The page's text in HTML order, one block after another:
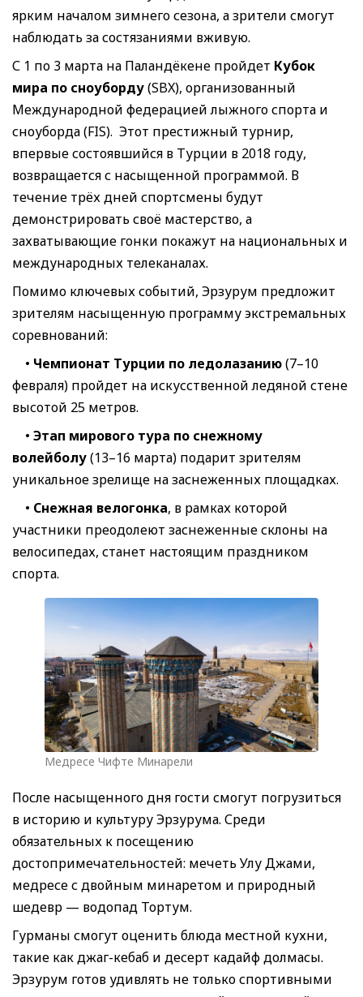
ярким началом зимнего сезона, а зрители смогут
наблюдать за состязаниями вживую.
С 1 по 3 марта на Паландёкене пройдет Кубок
мира по сноуборду(SBX), организованный
Международной федерацией лыжного спорта и
сноуборда (FIS). Этот престижный турнир,
впервые состоявшийся в Турции в 2018 году,
возвращается с насыщенной программой. В
течение трёх дней спортсмены будут
демонстрировать своё мастерство, а
захватывающие гонки покажут на национальных и
международных телеканалах.
Помимо ключевых событий, Эрзурум предложит
зрителям насыщенную программу экстремальных
соревнований:
• Чемпионат Турции по ледолазанию(7–10
февраля) пройдет на искусственной ледяной стене
высотой 25 метров.
• Этап мирового тура по снежному
волейболу(13–16 марта) подарит зрителям
уникальное зрелище на заснеженных площадках.
• Снежная велогонка, в рамках которой
участники преодолеют заснеженные склоны на
велосипедах, станет настоящим праздником
спорта.
Медресе Чифте Минарели
После насыщенного дня гости смогут погрузиться
в историю и культуру Эрзурума. Среди
обязательных к посещению
достопримечательностей: мечеть Улу Джами,
медресе с двойным минаретом и природный
шедевр — водопад Тортум.
Гурманы смогут оценить блюда местной кухни,
такие как джаг-кебаб и десерт кадайф долмасы.
Эрзурум готов удивлять не только спортивными